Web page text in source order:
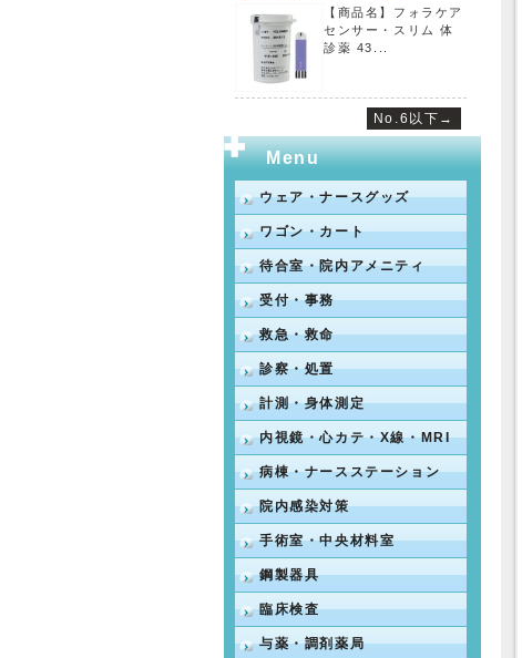
【商品名】フォラケア
センサー・スリム 体
診薬 43...
No.6以下→
Menu
ウェア・ナースグッズ
ワゴン・カート
待合室・院内アメニティ
受付・事務
救急・救命
診察・処置
計測・身体測定
内視鏡・心カテ・X線・MRI
病棟・ナースステーション
院内感染対策
手術室・中央材料室
鋼製器具
臨床検査
与薬・調剤薬局